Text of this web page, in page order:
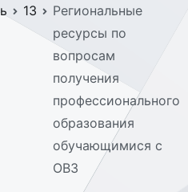
13
Региональные
ресурсы по
вопросам
получения
профессионального
образования
обучающимися с
ОВЗ